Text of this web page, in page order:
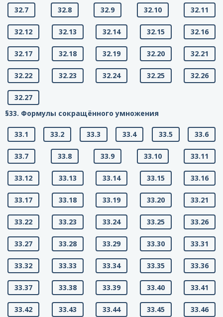
32.7 32.8 32.9 32.10 32.11
32.12 32.13 32.14 32.15 32.16
32.17 32.18 32.19 32.20 32.21
32.22 32.23 32.24 32.25 32.26
32.27
§33. Формулы сокращённого умножения
33.1 33.2 33.3 33.4 33.5 33.6
33.7 33.8 33.9 33.10 33.11
33.12 33.13 33.14 33.15 33.16
33.17 33.18 33.19 33.20 33.21
33.22 33.23 33.24 33.25 33.26
33.27 33.28 33.29 33.30 33.31
33.32 33.33 33.34 33.35 33.36
33.37 33.38 33.39 33.40 33.41
33.42 33.43 33.44 33.45 33.46